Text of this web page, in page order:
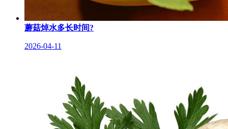
蘑菇焯水多长时间?
2026-04-11